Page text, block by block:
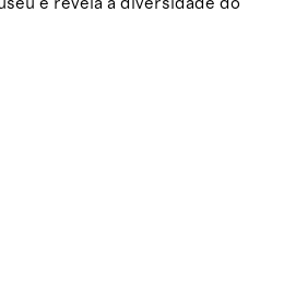
e revela a diversidade do